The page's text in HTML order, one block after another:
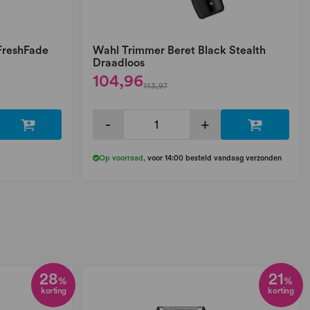
Wahl Trimmer Beret Black Stealth
Draadloos
104,96143,97
- +
Op voorraad ,voor 14:00 besteld vandaag verzonden
28%
korting
21%
korting